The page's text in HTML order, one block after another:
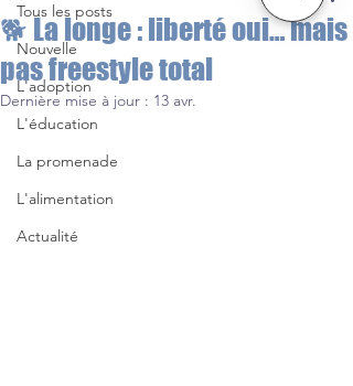
Tous les posts
Nouvelle
L'adoption
L'éducation
La promenade
L'alimentation
Actualité
🐕 La longe : liberté oui… mais
pas freestyle total
Dernière mise à jour : 13 avr.